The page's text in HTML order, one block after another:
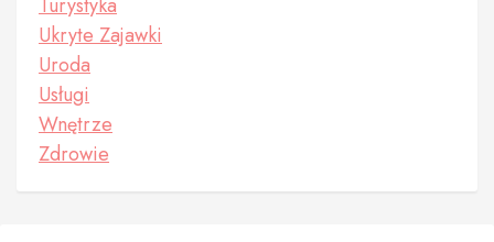
Ukryte Zajawki
Uroda
Usługi
Wnętrze
Zdrowie